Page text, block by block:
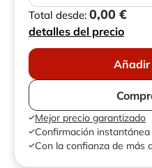
Total desde: 0,00 €
detalles del precio
Añadir
Mejor precio garantizado
Confirmación instantánea
Con la confianza de más